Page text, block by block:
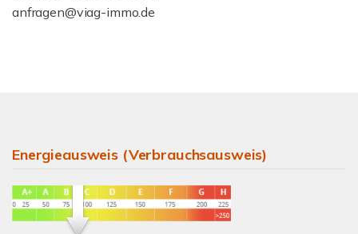
anfragen@viag-immo.de
Energieausweis (Verbrauchsausweis)